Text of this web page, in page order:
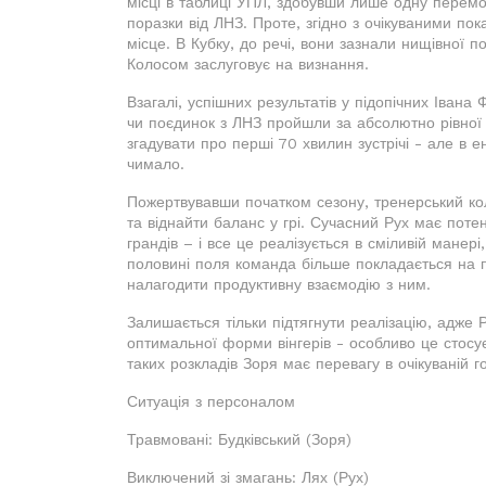
поразки від ЛНЗ. Проте, згідно з очікуваними
місце. В Кубку, до речі, вони зазнали нищівної
Колосом заслуговує на визнання.
Взагалі, успішних результатів у підопічних
чи поєдинок з ЛНЗ пройшли за абсолютно
згадувати про перші 70 хвилин зустрічі - але в
чимало.
Пожертвувавши початком сезону, тренерський
та віднайти баланс у грі. Сучасний Рух має
грандів – і все це реалізується в сміливій
половині поля команда більше покладається
налагодити продуктивну взаємодію з ним.
Залишається тільки підтягнути реалізацію,
оптимальної форми вінгерів - особливо це
таких розкладів Зоря має перевагу в очікуваній
Ситуація з персоналом
Травмовані: Будківський (Зоря)
Виключений зі змагань: Лях (Рух)